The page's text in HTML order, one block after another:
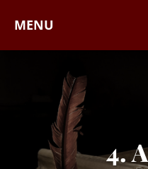
MENU
4.